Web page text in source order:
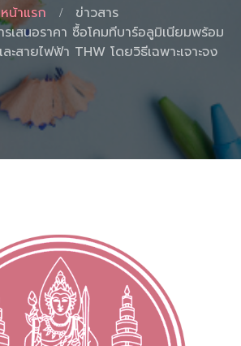
หน้าแรก
ข่าวสาร
รเสนอราคา ซื้อโคมทีบาร์อลูมิเนียมพร้อม
สายไฟฟ้า THW โดยวิธีเฉพาะเจาะจง